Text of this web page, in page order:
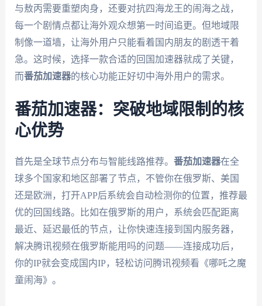
与敖丙需要重塑肉身，还要对抗四海龙王的闹海之战，
每一个剧情点都让海外观众想第一时间追更。但地域限
制像一道墙，让海外用户只能看着国内朋友的剧透干着
急。这时候，选择一款合适的回国加速器就成了关键，
而番茄加速器的核心功能正好切中海外用户的需求。
番茄加速器：突破地域限制的核
心优势
首先是全球节点分布与智能线路推荐。 番茄加速器在全
球多个国家和地区部署了节点，不管你在俄罗斯、美国
还是欧洲，打开APP后系统会自动检测你的位置，推荐最
优的回国线路。比如在俄罗斯的用户，系统会匹配距离
最近、延迟最低的节点，让你快速连接到国内服务器，
解决腾讯视频在俄罗斯能用吗的问题——连接成功后，
你的IP就会变成国内IP，轻松访问腾讯视频看《哪吒之魔
童闹海》。